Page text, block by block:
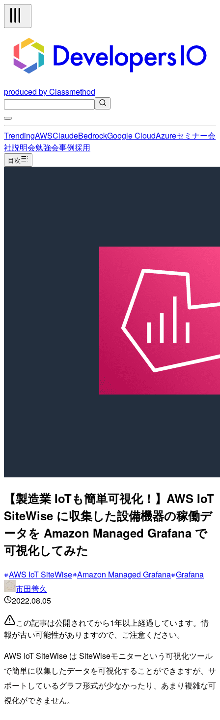
produced by Classmethod
TrendingAWSClaudeBedrockGoogle CloudAzureセミナー会
社説明会勉強会事例採用
目次
【製造業 IoTも簡単可視化！】AWS IoT
SiteWise に収集した設備機器の稼働デ
ータを Amazon Managed Grafana で
可視化してみた
AWS IoT SiteWise Amazon Managed Grafana Grafana
市田善久
2022.08.05
この記事は公開されてから1年以上経過しています。情
報が古い可能性がありますので、ご注意ください。
AWS IoT SiteWise は SiteWiseモニターという可視化ツール
で簡単に収集したデータを可視化することができますが、サ
ポートしているグラフ形式が少なかったり、あまり複雑な可
視化ができません。